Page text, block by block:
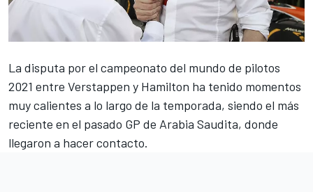
La disputa por el campeonato del mundo de pilotos
2021 entre Verstappen y Hamilton ha tenido momentos
muy calientes a lo largo de la temporada, siendo el más
reciente en el pasado GP de Arabia Saudita, donde
llegaron a hacer contacto.